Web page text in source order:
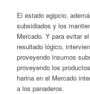
El estado egipcio,
subsidiados y los
Mercado. Y para evitar
resultado lógico,
proveyendo insumos
proveyendo los
harina en el Mercado
a los panaderos.